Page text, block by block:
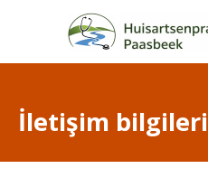
İletişim bilgileri